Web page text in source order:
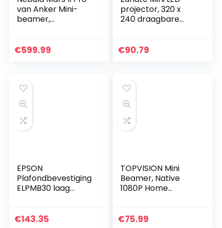
van Anker Mini-
beamer,
beeldkwaliteit,
€599.99
projector, 320 x
240 draagbare
voor videofilm,
€90.79
EPSON
Plafondbevestiging
ELPMB30 laag
€143.35
TOPVISION Mini
Beamer, Native
1080P Home
Full HD, 6500
€75.99